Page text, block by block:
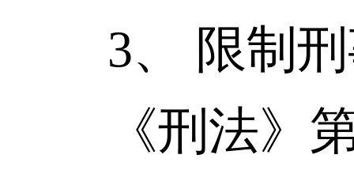
3、 限制刑
《刑法》第